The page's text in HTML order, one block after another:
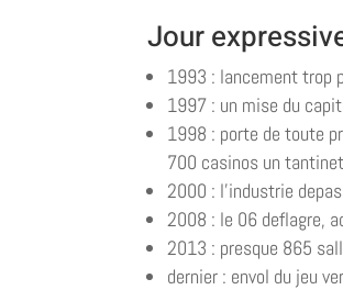
Jour
1993 : lancement trop
1997 : un mise du
1998 : porte de toute
700 casinos un
2000 : l’industrie
2008 : le 06 deflagre,
2013 : presque 865
dernier : envol du jeu